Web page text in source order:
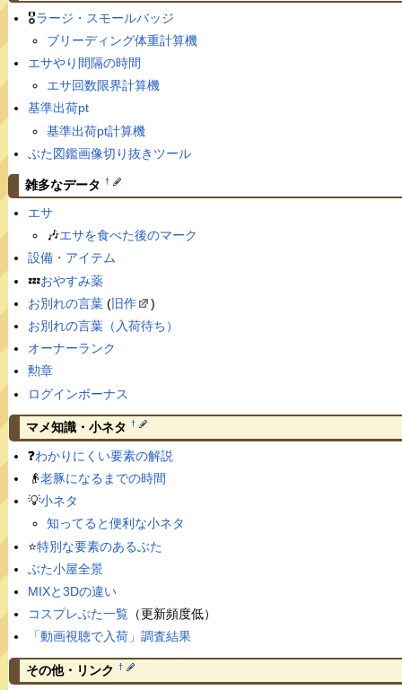
🎖ラージ・スモールバッジ
ブリーディング体重計算機
エサやり間隔の時間
エサ回数限界計算機
基準出荷pt
基準出荷pt計算機
ぶた図鑑画像切り抜きツール
雑多なデータ †
エサ
🎶エサを食べた後のマーク
設備・アイテム
💤おやすみ薬
お別れの言葉(旧作
)
お別れの言葉（入荷待ち）
オーナーランク
勲章
ログインボーナス
マメ知識・小ネタ †
❓わかりにくい要素の解説
👴老豚になるまでの時間
💡小ネタ
知ってると便利な小ネタ
⭐️特別な要素のあるぶた
ぶた小屋全景
MIXと3Dの違い
コスプレぶた一覧（更新頻度低）
「動画視聴で入荷」調査結果
その他・リンク †